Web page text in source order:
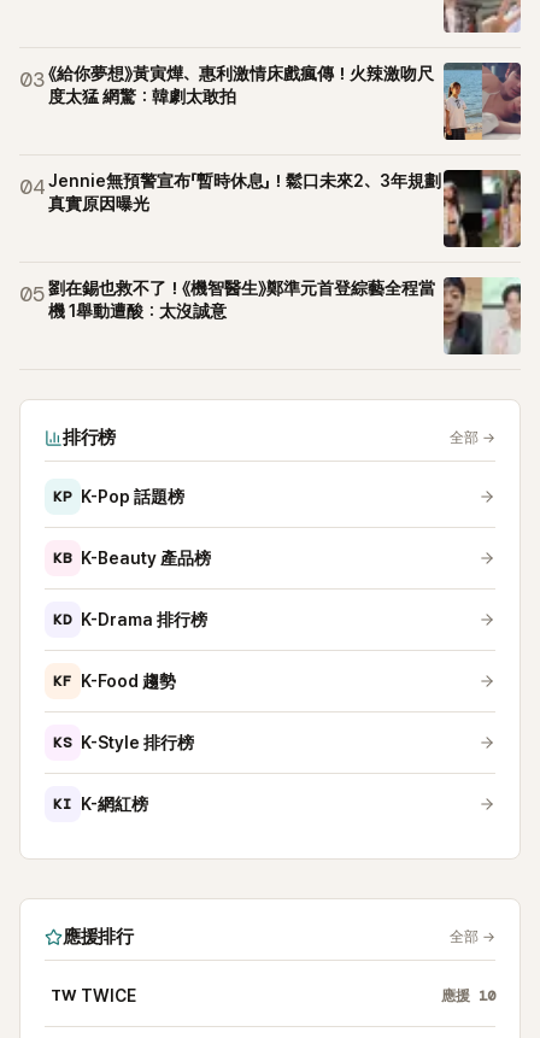
03《給你夢想》黃寅燁、惠利激情床戲瘋傳！火辣激吻尺
度太猛 網驚：韓劇太敢拍
04Jennie無預警宣布「暫時休息」！鬆口未來2、3年規劃
真實原因曝光
05劉在錫也救不了！《機智醫生》鄭準元首登綜藝全程當
機 1舉動遭酸：太沒誠意
排行榜 全部 →
KP K-Pop 話題榜
KB K-Beauty 產品榜
KD K-Drama 排行榜
KF K-Food 趨勢
KS K-Style 排行榜
KI K-網紅榜
應援排行 全部 →
TW TWICE 應援 10